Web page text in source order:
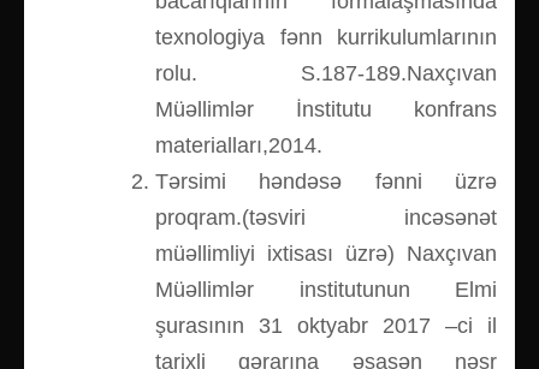
texnologiya fənn kurrikulumlarının
rolu. S.187-189.Naxçıvan
Müəllimlər İnstitutu konfrans
materialları,2014.
Tərsimi həndəsə fənni üzrə
proqram.(təsviri incəsənət
müəllimliyi ixtisası üzrə) Naxçıvan
Müəllimlər institutunun Elmi
şurasının 31 oktyabr 2017 –ci il
tarixli qərarına əsasən nəşr